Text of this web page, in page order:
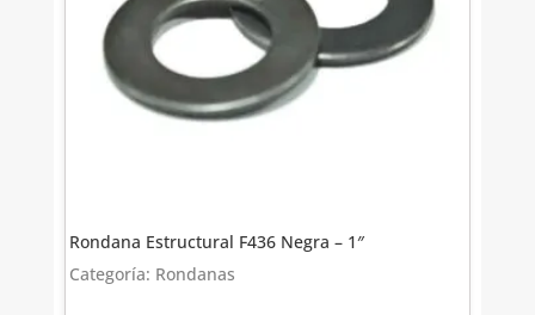
Rondana Estructural F436 Negra – 1″
Categoría: Rondanas